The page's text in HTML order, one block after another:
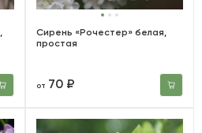
Сирень «Рочестер» белая,
простая
от 70 ₽